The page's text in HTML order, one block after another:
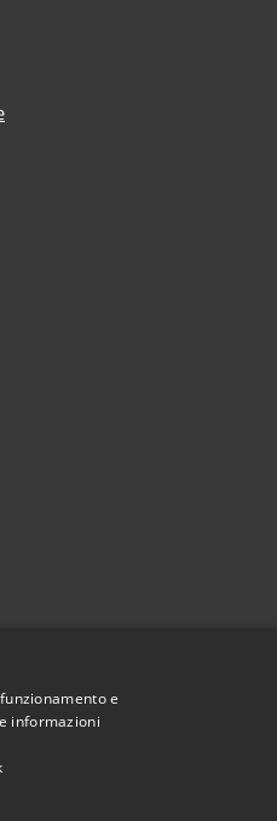
e
informazioni